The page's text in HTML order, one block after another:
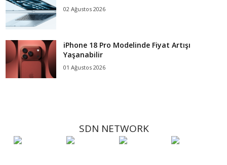
02 Ağustos 2026
iPhone 18 Pro Modelinde Fiyat Artışı
Yaşanabilir
01 Ağustos 2026
SDN NETWORK